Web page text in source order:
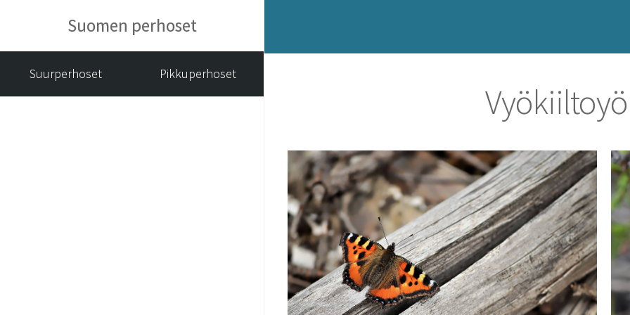
Suomen perhoset
Suurperhoset Pikkuperhoset